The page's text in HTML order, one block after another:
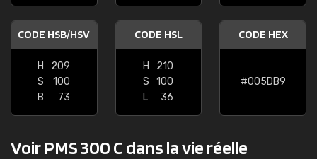
CODE HSB/HSV
H
209
S
100
B
73
CODE HSL
H
210
S
100
L
36
CODE HEX
#005DB9
Voir PMS 300 C dans la vie réelle